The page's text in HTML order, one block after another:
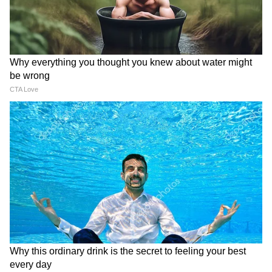
Related Articles
weather: বাংলায় পা রেখেও কলকাতা থেকে মুখ
ফেরাল বর্ষা! প্যাচপ্যাচে গরমে আর কত দিন থাকতে
হবে দক্ষিণবঙ্গকে
Annapurna Bhandar: অন্নপূর্ণা ভাণ্ডারের ৩০০০ টাকা
Donald Trump On
Netanyahu: 'সাবধান বিবি',
ইরানে এয়ার স্ট্রাইকে
নেতানিয়াহুকে হুঁশিয়ারি ট্রাম্পের
Solar Storm: গতি ঘণ্টায় ১৪০০
তাপমাত্রা?